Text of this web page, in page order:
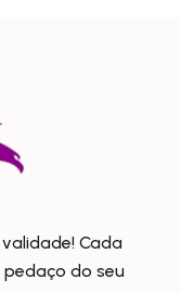
Cada
do seu